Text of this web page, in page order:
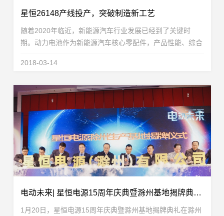
星恒26148产线投产，突破制造新工艺
随着2020年临近，新能源汽车行业发展已经到了关键时
期。动力电池作为新能源汽车核心零配件，产品性能、综合
星恒电源基于15年的技术、工艺和制造经验积累，在...
2018-03-14
电动未来| 星恒电源15周年庆典暨滁州基地揭牌典礼隆重举办！
1月20日，星恒电源15周年庆典暨滁州基地揭牌典礼在滁州